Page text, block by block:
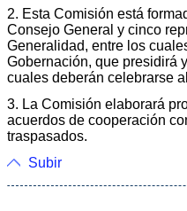
2. Esta Comisión está
Consejo General y cinco
Generalidad, entre los
Gobernación, que presidirá
cuales deberán celebrarse
3. La Comisión elaborará
acuerdos de cooperación
traspasados.
Subir